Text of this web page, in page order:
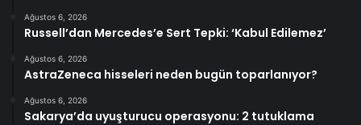
Ağustos 6, 2026
Russell’dan Mercedes’e Sert Tepki: ‘Kabul Edilemez’
Ağustos 6, 2026
AstraZeneca hisseleri neden bugün toparlanıyor?
Ağustos 6, 2026
Sakarya’da uyuşturucu operasyonu: 2 tutuklama